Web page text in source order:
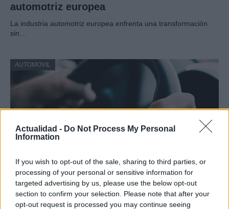
Actualidad - Do Not Process My Personal
Information
If you wish to opt-out of the sale, sharing to third parties, or
processing of your personal or sensitive information for
targeted advertising by us, please use the below opt-out
section to confirm your selection. Please note that after your
opt-out request is processed you may continue seeing
automotriz europea
La industria automotriz europea enfrenta una transformación
sin…
AUTOMOVIL
Cómo obtener el permiso internacional
para conducir y viajar por todo el mundo